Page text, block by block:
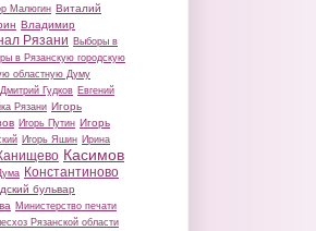
Малюгин Виталий
Владимир
Рязани Выборы в
в Рязанскую городскую
областную Думу
Дмитрий Гудков Евгений
Рязани Игорь
Игорь Путин Игорь
Игорь Яшин Ирина
Касимов
Константиново
бульвар
Министерство печати
Рязанской области